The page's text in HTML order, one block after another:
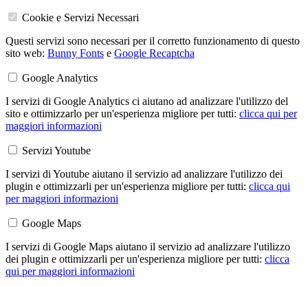
Cookie e Servizi Necessari
Questi servizi sono necessari per il corretto funzionamento di questo
sito web: Bunny Fonts e Google Recaptcha
Google Analytics
I servizi di Google Analytics ci aiutano ad analizzare l'utilizzo del
sito e ottimizzarlo per un'esperienza migliore per tutti: clicca qui per
maggiori informazioni
Servizi Youtube
I servizi di Youtube aiutano il servizio ad analizzare l'utilizzo dei
plugin e ottimizzarli per un'esperienza migliore per tutti: clicca qui
per maggiori informazioni
Google Maps
I servizi di Google Maps aiutano il servizio ad analizzare l'utilizzo
dei plugin e ottimizzarli per un'esperienza migliore per tutti: clicca
qui per maggiori informazioni